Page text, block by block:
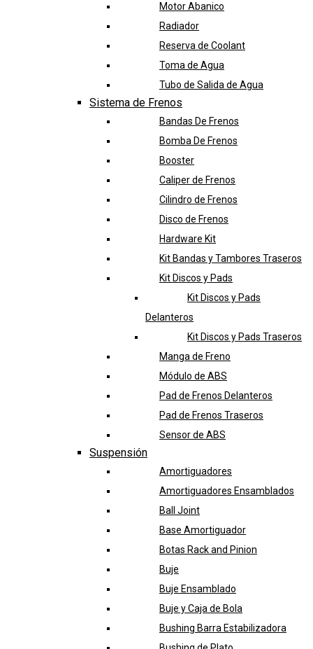
Motor Abanico
Radiador
Reserva de Coolant
Toma de Agua
Tubo de Salida de Agua
Sistema de Frenos
Bandas De Frenos
Bomba De Frenos
Booster
Caliper de Frenos
Cilindro de Frenos
Disco de Frenos
Hardware Kit
Kit Bandas y Tambores Traseros
Kit Discos y Pads
Kit Discos y Pads
Delanteros
Kit Discos y Pads Traseros
Manga de Freno
Módulo de ABS
Pad de Frenos Delanteros
Pad de Frenos Traseros
Sensor de ABS
Suspensión
Amortiguadores
Amortiguadores Ensamblados
Ball Joint
Base Amortiguador
Botas Rack and Pinion
Buje
Buje Ensamblado
Buje y Caja de Bola
Bushing Barra Estabilizadora